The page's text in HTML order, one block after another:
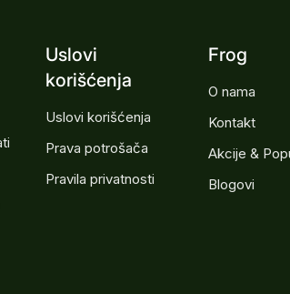
Uslovi
korišćenja
Uslovi korišćenja
Prava potrošača
Pravila privatnosti
Frog
O nama
Kontakt
Akcije &
Blogovi